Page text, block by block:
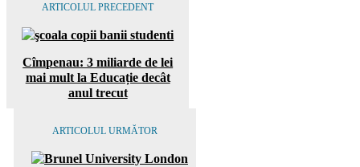
ARTICOLUL PRECEDENT
Cîmpenau: 3 miliarde de lei
mai mult la Educație decât
anul trecut
ARTICOLUL URMĂTOR